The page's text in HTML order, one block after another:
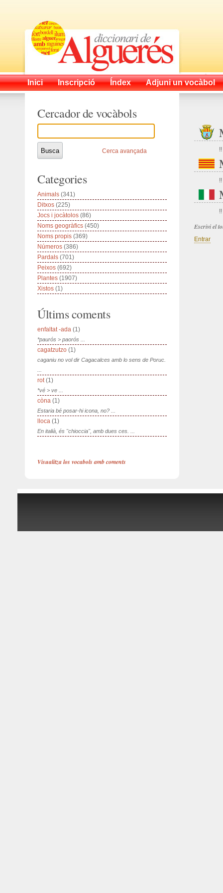
Inici Inscripció Índex Adjuni un vocàbol
!!
!!
!!
Escrivi el
Entrar
Cercador de vocàbols
Cerca avançada
Categories
Animals (341)
Ditxos (225)
Jocs i jocàtolos (86)
Noms geogràfics (450)
Noms propis (369)
Números (386)
Pardals (701)
Peixos (692)
Plantes (1907)
Xistos (1)
Últims coments
enfaltat -ada (1)
*paurós > paorós ...
cagatzutzo (1)
caganiu no vol dir Cagacalces amb lo sens de Poruc.
rot(1)
*vé > ve ...
còna (1)
Estaria bé posar-hi icona, no? ...
lloca (1)
En italià, és "chioccia", amb dues ces. ...
Visualitza los vocabols amb coments